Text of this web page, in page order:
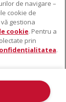
de navigare –
cookie de
gestiona
cookie. Pentru a
prin
.